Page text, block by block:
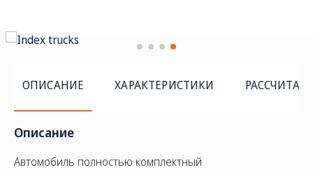
ОПИСАНИЕ ХАРАКТЕРИСТИКИ
Описание
Автомобиль полностью комплектный